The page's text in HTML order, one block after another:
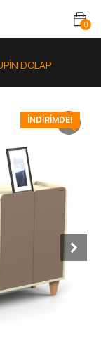
0
DOLAP
İNDIRIMDE!